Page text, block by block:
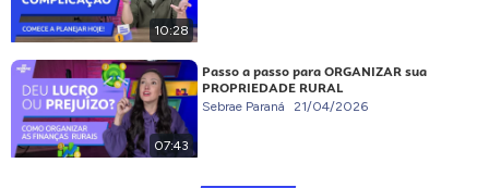
10:28
07:43
Passo a passo para ORGANIZAR sua
PROPRIEDADE RURAL
Sebrae Paraná 21/04/2026